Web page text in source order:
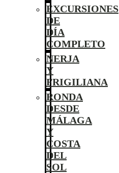
EXCURSIONES
DE
DÍA
COMPLETO
NERJA
Y
FRIGILIANA
RONDA
DESDE
MÁLAGA
Y
COSTA
DEL
SOL